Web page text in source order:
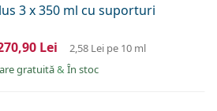
3 x 350 ml cu suporturi
Lei 2,58 Leipe 10 ml
gratuită& În stoc